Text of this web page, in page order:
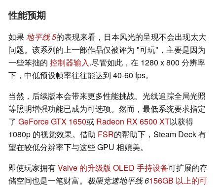
性能预期
如果地平线 5的表现来看，日本风光的呈现不会出现太大
问题。该系列的上一部作品仅被评为 "可玩"，主要是因为
一些笨拙的 控制器输入.尽管如此，在 1280 x 800 分辨率
下，中低预设帧率往往能达到 40-60 fps。
当然，后续版本会带来更多性能挑战。光线追踪全局光照
等照明增强功能已成为可选项。然而，最低系统要求指定
了 GeForce GTX 1650或 Radeon RX 6500 XT以获得
1080p 的视觉效果。借助 FSR的帮助下，Steam Deck 有
望在较低分辨率下与这些 GPU 相媲美。
即使玩家拥有Valve 的升级版 OLED 手持设备可扩展的存
储空间也是一笔财富。 极限竞速地平线 6156GB 以上的可